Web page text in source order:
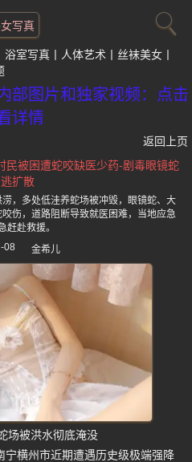
写真
浴室写真 人体艺术
丝袜美女
部图片和独家视频：点击
详情
返回上页
民被困遭蛇咬缺医少药-剧毒眼镜蛇
扩散
，多处低洼养蛇场被冲毁，眼镜蛇、大
伤，道路阻断导致就医困难，当地应急
赶赴救援。
08
金希儿
场被洪水彻底淹没
宁横州市近期遭遇历史级极端强降